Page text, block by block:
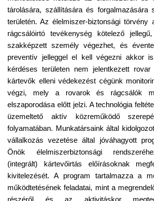
tárolására, szállítására és forgalmazására
területén. Az élelmiszer-biztonsági törvény
rágcsálóirtó tevékenység kötelező
szakképzett személy végezhet, és
preventív jelleggel el kell végezni akkor
kérdéses területen nem jelentkezett
kártevők elleni védekezést cégünk
végzi, mely a rovarok és rágcsálók
elszaporodása előtt jelzi. A technológia
üzemeltető aktív közreműködő
folyamatában. Munkatársaink által
vállalkozás vezetése által jóváhagyott
Önök élelmiszerbiztonsági
(integrált) kártevőirtás előírásoknak
kivitelezését. A program tartalmazza a
működtetésének feladatai, mint a
részéről és az aktivitáskor